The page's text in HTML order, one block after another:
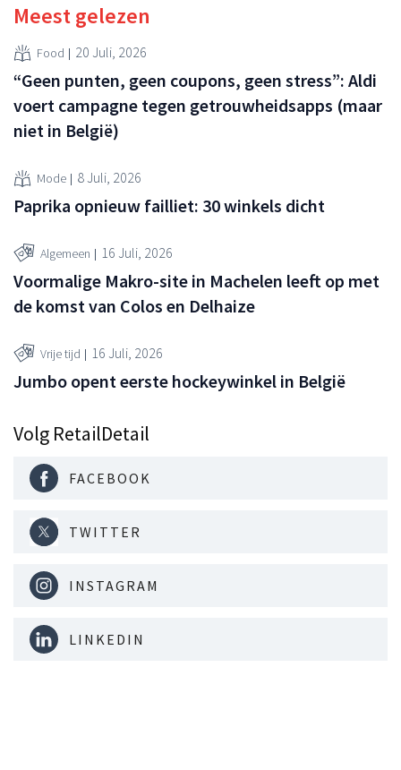
Meest gelezen
Food 20 Juli, 2026
“Geen punten, geen coupons, geen stress”: Aldi
voert campagne tegen getrouwheidsapps (maar
niet in België)
Mode 8 Juli, 2026
Paprika opnieuw failliet: 30 winkels dicht
Algemeen 16 Juli, 2026
Voormalige Makro-site in Machelen leeft op met
de komst van Colos en Delhaize
Vrije tijd 16 Juli, 2026
Jumbo opent eerste hockeywinkel in België
Volg RetailDetail
FACEBOOK
TWITTER
INSTAGRAM
LINKEDIN